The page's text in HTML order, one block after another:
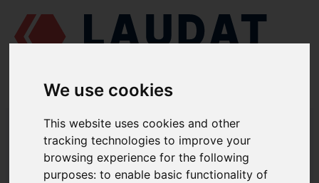
We use cookies
This website uses cookies and other
tracking technologies to improve your
browsing experience for the following
purposes:to enable basic functionality of
LAUDAT SUPPLY/MOTORES MARINOS/ MAN L25/30/ ANILLO
LAUDAT SUPPLY